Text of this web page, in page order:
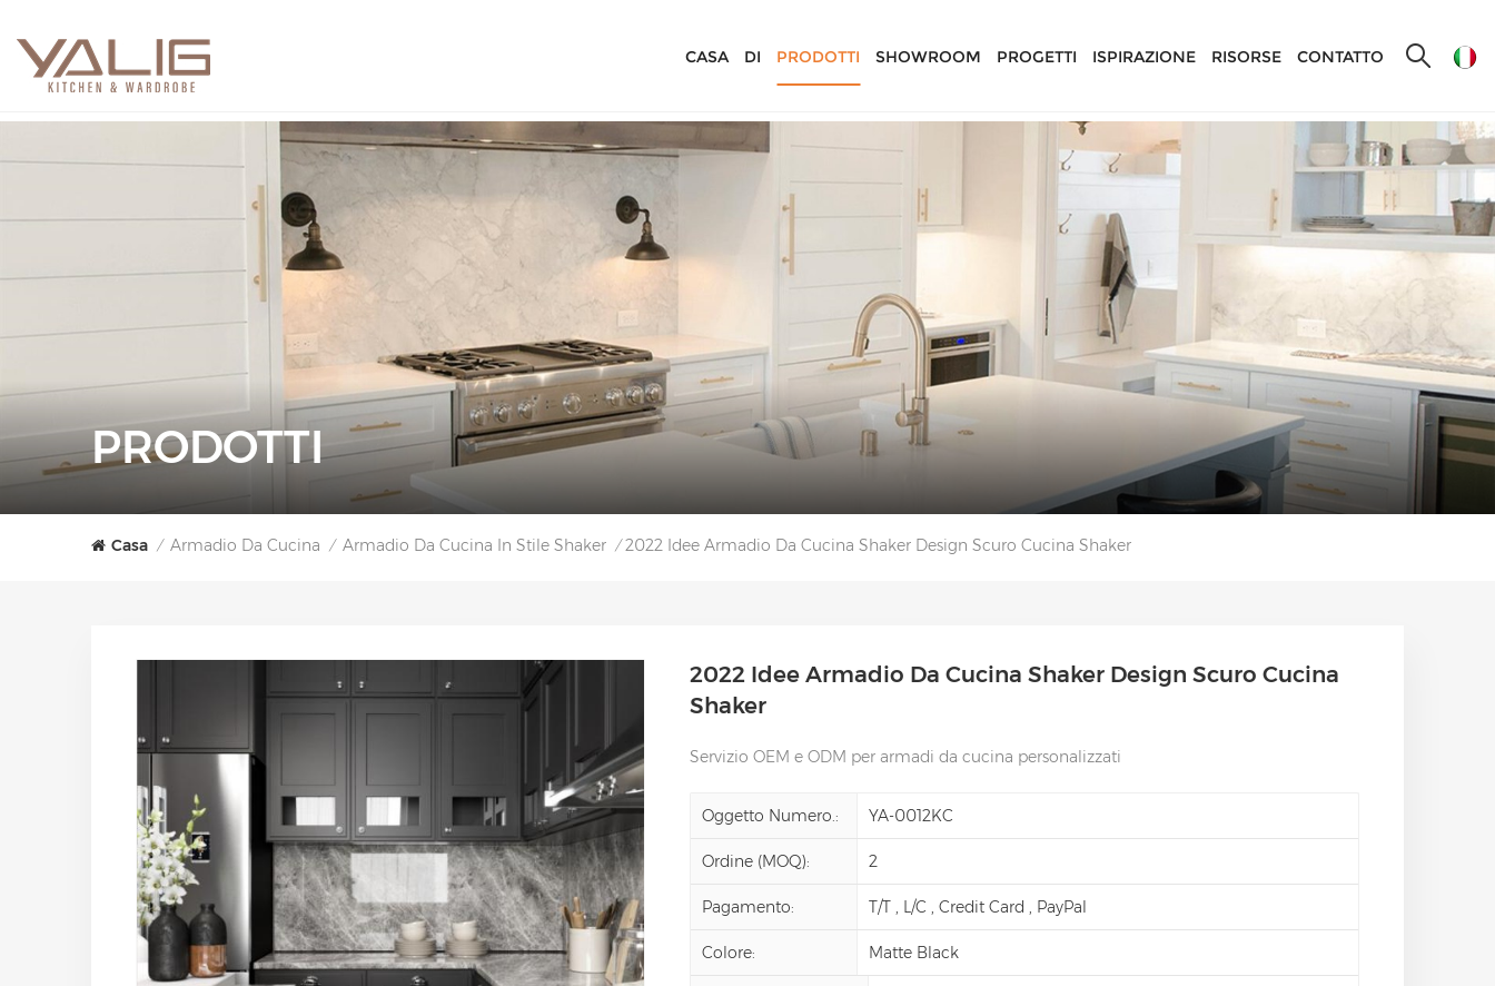
CASA DI PRODOTTI SHOWROOM PROGETTI ISPIRAZIONE RISORSE CONTATTO
PRODOTTI
Casa / Armadio Da Cucina / Armadio Da Cucina In Stile Shaker / 2022 Idee Armadio Da Cucina Shaker Design Scuro Cucina Shaker
2022 Idee Armadio Da Cucina Shaker Design Scuro Cucina
Shaker
Servizio OEM e ODM per armadi da cucina personalizzati
Oggetto Numero.: YA-0012KC
Ordine (MOQ): 2
Pagamento: T/T , L/C , Credit Card , PayPal
Colore: Matte Black